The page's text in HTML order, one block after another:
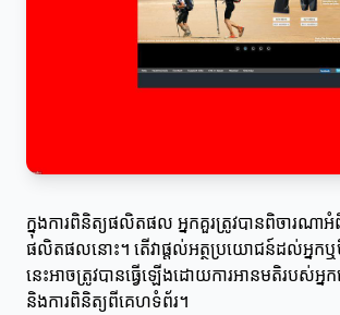
ក្នុងការពិនិត្យផលិតផល អ្នកគួរត្រូវបានពិចារណា
ផលិតផលនោះ។ តើវាផ្តល់អត្ថប្រយោជន៍ដល់អ្នកឬ
នេះអាចត្រូវបានធ្វើឡើងដោយការអានមតិរបស់អ្ន
និងការពិនិត្យពីគេហទំព័រ។